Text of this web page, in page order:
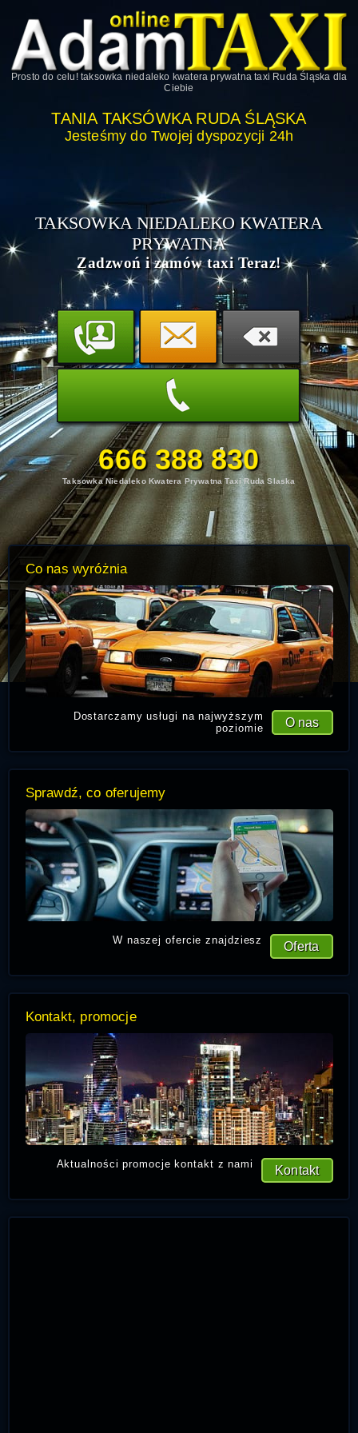
Prosto do celu! taksowka niedaleko kwatera prywatna taxi Ruda Śląska dla
Ciebie
TANIA TAKSÓWKA RUDA ŚLĄSKA
Jesteśmy do Twojej dyspozycji 24h
TAKSOWKA NIEDALEKO KWATERA
PRYWATNA
Zadzwoń i zamów taxi Teraz!
666 388 830
Taksowka Niedaleko Kwatera Prywatna Taxi Ruda Slaska
Co nas wyróżnia
O nas
Dostarczamy usługi na najwyższym
poziomie
Sprawdź, co oferujemy
Oferta
W naszej ofercie znajdziesz
Kontakt, promocje
Kontakt
Aktualności promocje kontakt z nami